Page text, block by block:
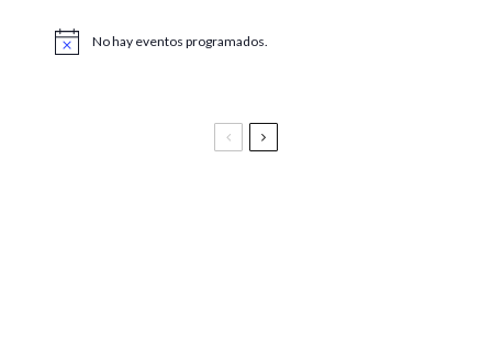
Aviso No hay eventos programados.